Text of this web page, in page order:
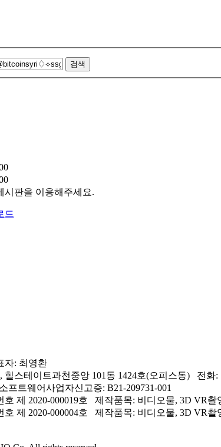
검색
시판을 이용해주세요.
드
자: 최영환
힐스테이트과천중앙 101동 1424호(오피스동) 전화:
프트웨어사업자신고증: B21-209731-001
제 2020-000019호 제작품목: 비디오물, 3D VR촬
제 2020-000004호 제작품목: 비디오물, 3D VR촬